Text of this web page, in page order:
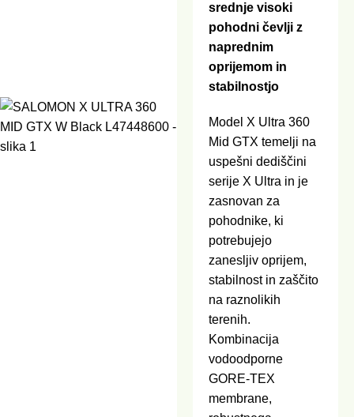
srednje visoki
pohodni čevlji z
naprednim
oprijemom in
stabilnostjo
Model X Ultra 360
Mid GTX temelji na
uspešni dediščini
serije X Ultra in je
zasnovan za
pohodnike, ki
potrebujejo
zanesljiv oprijem,
stabilnost in zaščito
na raznolikih
terenih.
Kombinacija
vodoodporne
GORE-TEX
membrane,